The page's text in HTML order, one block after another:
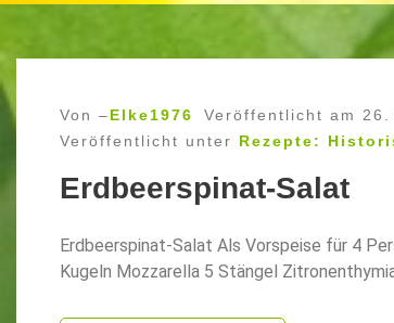
Von –Elke1976 Veröffentlicht am 26.
Veröffentlicht unter Rezepte:
Erdbeerspinat-Salat
Erdbeerspinat-Salat Als Vorspeise für 4
Kugeln Mozzarella 5 Stängel